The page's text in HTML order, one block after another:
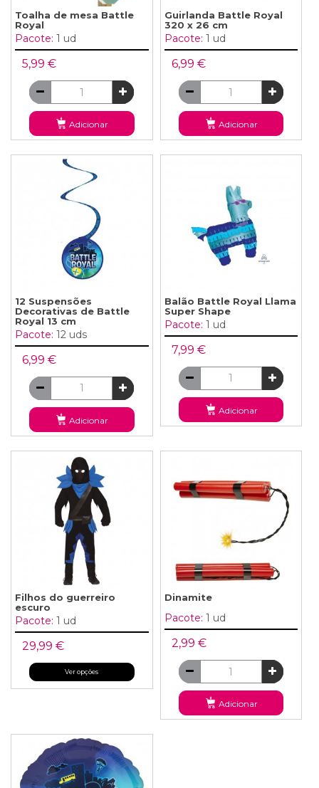
Toalha de mesa Battle
Royal
Pacote: 1 ud
5,99 €
Adicionar
Guirlanda Battle Royal
320 x 26 cm
Pacote: 1 ud
6,99 €
Adicionar
12 Suspensões
Decorativas de Battle
Royal 13 cm
Pacote: 12 uds
6,99 €
Adicionar
Balão Battle Royal Llama
Super Shape
Pacote: 1 ud
7,99 €
Adicionar
Filhos do guerreiro
escuro
Pacote: 1 ud
29,99 €
Ver opções
Dinamite
Pacote: 1 ud
2,99 €
Adicionar